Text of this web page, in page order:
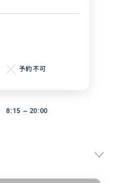
予約不可
8:15 ~ 20:00